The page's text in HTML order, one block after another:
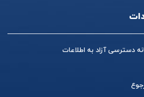
دسترسی آزاد به اطلاعات